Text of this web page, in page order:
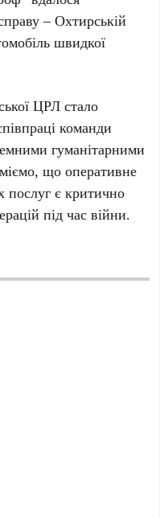
– Охтирській
швидкої
ЦРЛ стало
команди
гуманітарними
що оперативне
послуг є критично
під час війни.